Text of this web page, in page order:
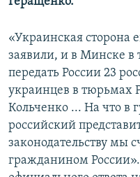
«Украинская сторона
заявили, и в Минске в
передать России 23
украинцев в тюрьмах
Кольченко ... На что в
российский
законодательству мы
гражданином